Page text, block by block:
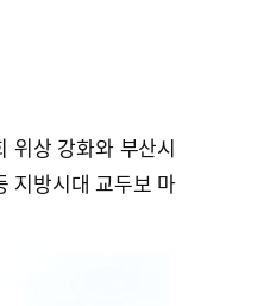
위상 강화와 부산시
지방시대 교두보 마